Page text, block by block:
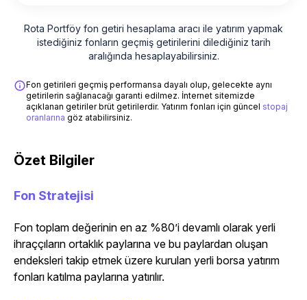
Rota Portföy fon getiri hesaplama aracı ile yatırım yapmak
istediğiniz fonların geçmiş getirilerini dilediğiniz tarih
aralığında hesaplayabilirsiniz.
Fon getirileri geçmiş performansa dayalı olup, gelecekte aynı
getirilerin sağlanacağı garanti edilmez. İnternet sitemizde
açıklanan getiriler brüt getirilerdir. Yatırım fonları için güncel stopaj
oranlarına göz atabilirsiniz.
Özet Bilgiler
Fon Stratejisi
Fon toplam değerinin en az %80’i devamlı olarak yerli
ihraççıların ortaklık paylarına ve bu paylardan oluşan
endeksleri takip etmek üzere kurulan yerli borsa yatırım
fonları katılma paylarına yatırılır.